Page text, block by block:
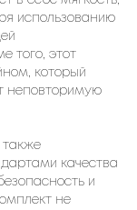
использованию
того, этот
который
неповторимую
также
качества
и
не